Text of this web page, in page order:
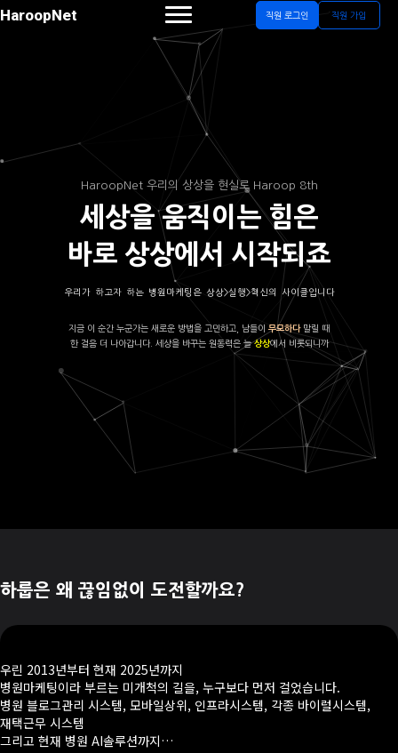
HaroopNet 직원 로그인 직원 가입
HaroopNet 우리의 상상을 현실로 Haroop 8th
세상을 움직이는 힘은
바로 상상에서 시작되죠
우리가 하고자 하는 병원마케팅은 상상>실행>혁신의 사이클입니다
지금 이 순간 누군가는 새로운 방법을 고민하고, 남들이 무모하다말릴 때
한 걸음 더 나아갑니다. 세상을 바꾸는 원동력은 늘상상에서 비롯되니까
하룹은 왜 끊임없이 도전할까요?
우린 2013년부터 현재 2025년까지
병원마케팅이라 부르는 미개척의 길을, 누구보다 먼저 걸었습니다.
병원 블로그관리 시스템, 모바일상위, 인프라시스템, 각종 바이럴시스템,
재택근무 시스템
그리고 현재 병원 AI솔루션까지…